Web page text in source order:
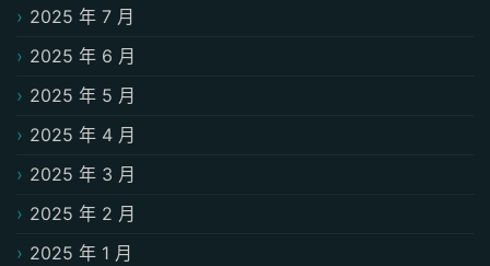
2025 年 7 月
2025 年 6 月
2025 年 5 月
2025 年 4 月
2025 年 3 月
2025 年 2 月
2025 年 1 月